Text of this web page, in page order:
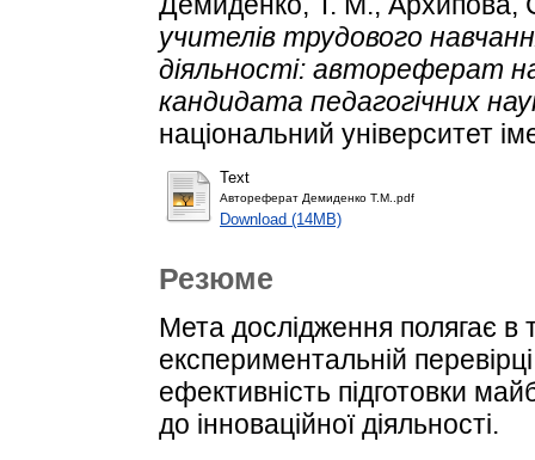
учителів трудового
діяльності: автореферат
кандидата педагогічних
національний університет
Text
Автореферат Демиденко Т.М..pdf
Download (14MB)
Резюме
Мета дослідження полягає в
експериментальній
ефективність підготовки
до інноваційної діяльності.